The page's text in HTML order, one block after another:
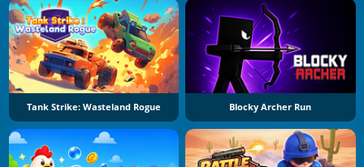
Tank Strike: Wasteland Rogue Blocky Archer Run